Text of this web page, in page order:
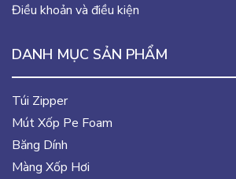
Điều khoản và điều kiện
DANH MỤC SẢN PHẨM
Túi Zipper
Mút Xốp Pe Foam
Băng Dính
Màng Xốp Hơi